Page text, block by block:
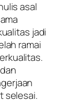
asal
jadi
ramai
selesai.